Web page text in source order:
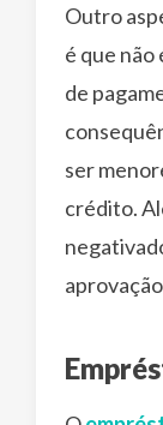
Outro
é que
de
ser
crédito.